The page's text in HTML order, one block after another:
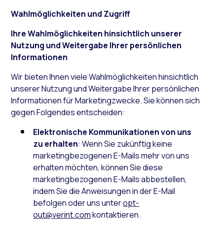
Wahlmöglichkeiten und Zugriff
Ihre Wahlmöglichkeiten hinsichtlich unserer
Nutzung und Weitergabe Ihrer persönlichen
Informationen
Wir bieten Ihnen viele Wahlmöglichkeiten hinsichtlich
unserer Nutzung und Weitergabe Ihrer persönlichen
Informationen für Marketingzwecke. Sie können sich
gegen Folgendes entscheiden:
Elektronische Kommunikationen von uns
zu erhalten: Wenn Sie zukünftig keine
marketingbezogenen E-Mails mehr von uns
erhalten möchten, können Sie diese
marketingbezogenen E-Mails abbestellen,
indem Sie die Anweisungen in der E-Mail
befolgen oder uns unteropt-
out@verint.comkontaktieren.